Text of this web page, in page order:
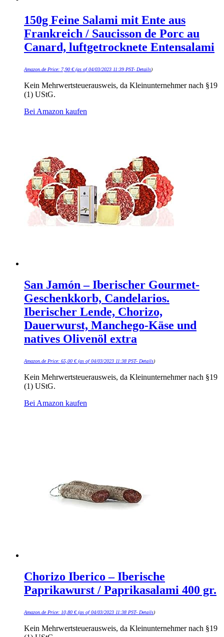
150g Feine Salami mit Ente aus
Frankreich / Saucisson de Porc au
Canard, luftgetrocknete Entensalami
Amazon.de Price: 7,90 €(as of 04/03/2023 11:39 PST- Details)
Kein Mehrwertsteuerausweis, da Kleinunternehmer nach §19
(1) UStG.
Bei Amazon kaufen
San Jamón – Iberischer Gourmet-
Geschenkkorb, Candelarios.
Iberischer Lende, Chorizo,
Dauerwurst, Manchego-Käse und
natives Olivenöl extra
Amazon.de Price: 65,00 €(as of 04/03/2023 11:38 PST- Details)
Kein Mehrwertsteuerausweis, da Kleinunternehmer nach §19
(1) UStG.
Bei Amazon kaufen
Chorizo Iberico – Iberische
Paprikawurst / Paprikasalami 400 gr.
Amazon.de Price: 10,80 €(as of 04/03/2023 11:38 PST- Details)
Kein Mehrwertsteuerausweis, da Kleinunternehmer nach §19